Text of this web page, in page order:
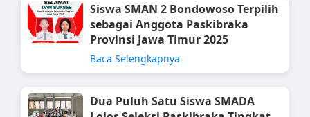
Siswa SMAN 2 Bondowoso Terpilih
sebagai Anggota Paskibraka
Provinsi Jawa Timur 2025
Baca Selengkapnya
Dua Puluh Satu Siswa SMADA